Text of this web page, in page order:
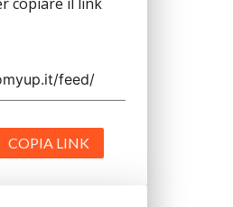
copiare il link
COPIA LINK